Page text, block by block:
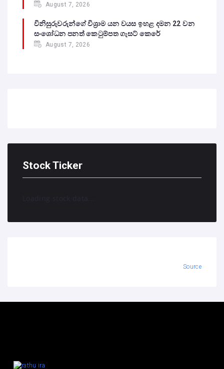
August 7, 2026
විනිසුරුවරුන්ගේ විශ්‍රාම යන වයස ඉහළ දමන 22 වන
සංශෝධන පනත් කෙටුම්පත ගැසට් කෙරේ
August 7, 2026
Stock Ticker
Loading stock data...
Source